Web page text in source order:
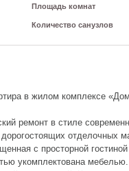
Площадь комнат
Количество санузлов
в жилом комплексе
ремонт в стиле
отделочных
с просторной
укомплектована